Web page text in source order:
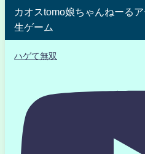
カオスtomo娘ちゃんねーる
生ゲーム
ハゲて無双